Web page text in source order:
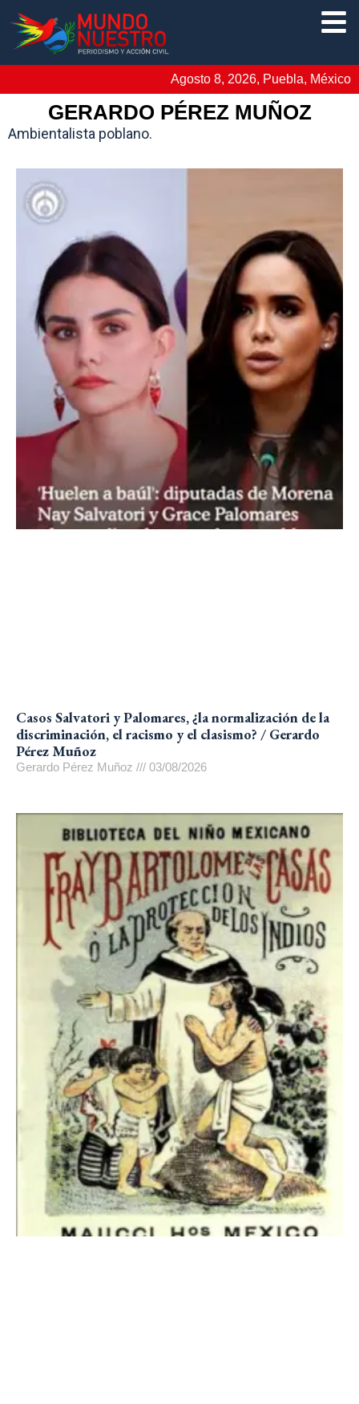
Agosto 8, 2026, Puebla, México
GERARDO PÉREZ MUÑOZ
Ambientalista poblano.
Casos Salvatori y Palomares, ¿la normalización de la
discriminación, el racismo y el clasismo? / Gerardo
Pérez Muñoz
Gerardo Pérez Muñoz 03/08/2026